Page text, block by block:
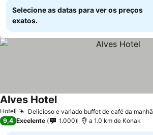
Selecione as datas para ver os preços
exatos.
Hotel Delicioso e variado buffet de café da manhã
Alves Hotel
9,4 Excelente 1.000 a 1.0 km de Konak